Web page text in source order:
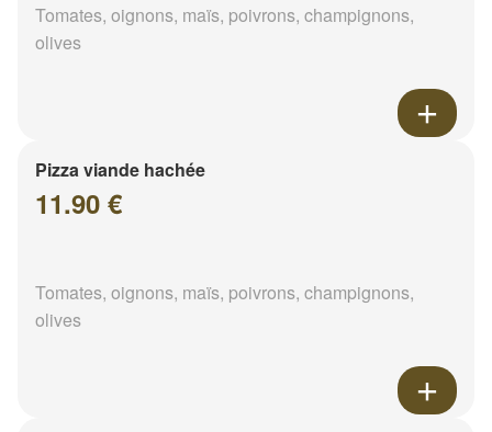
Tomates, oignons, maïs, poivrons, champignons,
olives
Pizza viande hachée
11.90 €
Tomates, oignons, maïs, poivrons, champignons,
olives